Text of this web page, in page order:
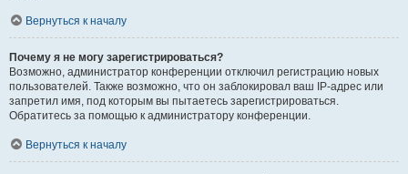
Вернуться к началу
Почему я не могу зарегистрироваться?
Возможно, администратор конференции отключил регистрацию новых
пользователей. Также возможно, что он заблокировал ваш IP-адрес или
запретил имя, под которым вы пытаетесь зарегистрироваться.
Обратитесь за помощью к администратору конференции.
Вернуться к началу